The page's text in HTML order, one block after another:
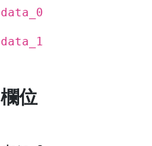
data_0
data_1
欄位